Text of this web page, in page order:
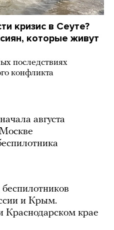
кризис в Сеуте?
которые живут
последствиях
конфликта
августа
и Крым.
Краснодарском крае